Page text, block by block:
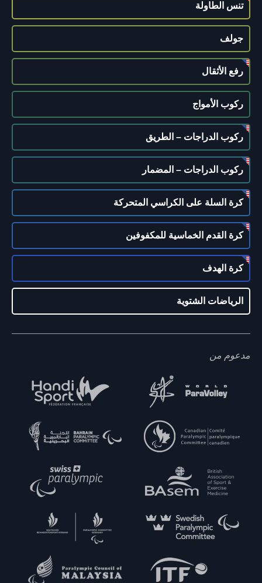
تنس الطاولة
جولف
رفع الأثقال
ركوب الأمواج
ركوب الدراجات – الطريق
ركوب الدراجات – المضمار
كرة السلة على الكراسي المتحركة
كرة القدم الخماسية للمكفوفين
كرة الهدف
الرياضات الشتوية
مدعوم من